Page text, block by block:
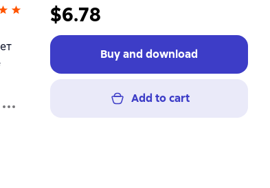
$6.78
Buy and download
Add to cart